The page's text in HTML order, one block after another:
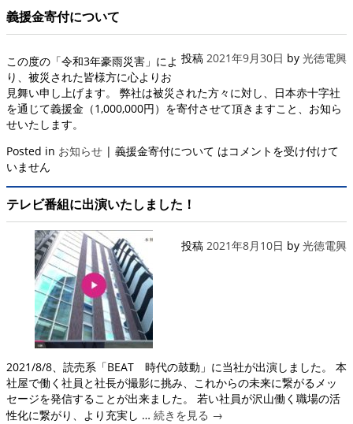
義援金寄付について
投稿 2021年9月30日 by 光徳電興
この度の「令和3年豪雨災害」によ
り、被災された皆様方に心よりお
見舞い申し上げます。 弊社は被災された方々に対し、日本赤十字社
を通じて義援金（1,000,000円）を寄付させて頂きますこと、お知ら
せいたします。
Posted in お知らせ | 義援金寄付について はコメントを受け付けて
いません
テレビ番組に出演いたしました！
投稿 2021年8月10日 by 光徳電興
2021/8/8、読売系「BEAT 時代の鼓動」に当社が出演しました。 本
社屋で働く社員と社長が撮影に挑み、これからの未来に繋がるメッ
セージを発信することが出来ました。 若い社員が沢山働く職場の活
性化に繋がり、より充実し … 続きを見る →